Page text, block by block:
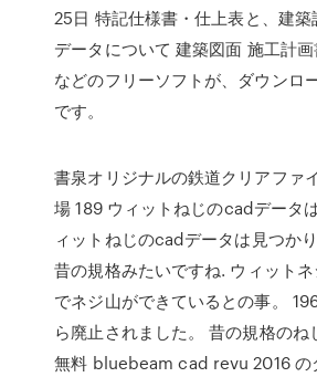
25日 特記仕様書・仕上表と、建
データについて 建築図面 施工計
などのフリーソフトが、ダウンロ
です。
書泉オリジナルの鉄道クリアファ
場 189 ウィットねじのcadデータ
ィットねじのcadデータは見つかり
昔の規格みたいですね. ウィット
でネジ山ができているとの事。
ら廃止されました。 昔の規格のね
無料 bluebeam cad revu 2016 の